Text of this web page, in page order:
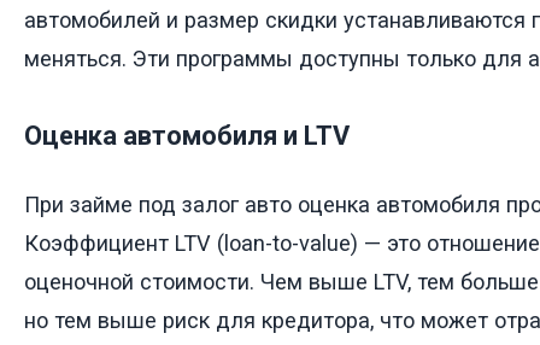
автомобилей и размер скидки устанавливаются
меняться. Эти программы доступны только для
Оценка автомобиля и LTV
При займе под залог авто оценка автомобиля
Коэффициент LTV (loan-to-value) — это
оценочной стоимости. Чем выше LTV, тем
но тем выше риск для кредитора, что может